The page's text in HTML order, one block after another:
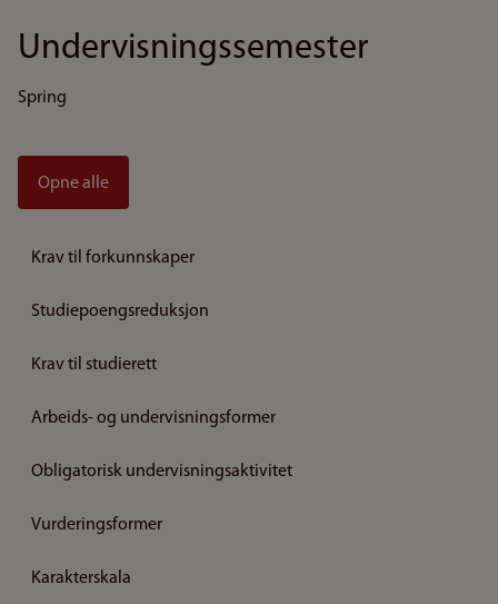
Undervisningssemester
Spring
Opne alle
Krav til forkunnskaper
Studiepoengsreduksjon
Krav til studierett
Arbeids- og undervisningsformer
Obligatorisk undervisningsaktivitet
Vurderingsformer
Karakterskala